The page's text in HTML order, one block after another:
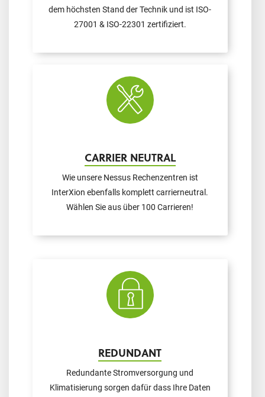
dem höchsten Stand der Technik und ist ISO-
27001 & ISO-22301 zertifiziert.
CARRIER NEUTRAL
Wie unsere Nessus Rechenzentren ist
InterXion ebenfalls komplett carrierneutral.
Wählen Sie aus über 100 Carrieren!
REDUNDANT
Redundante Stromversorgung und
Klimatisierung sorgen dafür dass Ihre Daten